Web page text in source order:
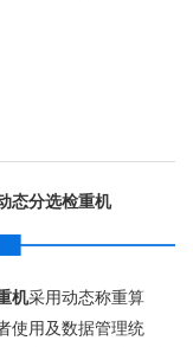
态分选检重机
机采用动态称重算
使用及数据管理统